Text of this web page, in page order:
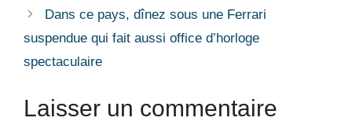
Dans ce pays, dînez sous une Ferrari
suspendue qui fait aussi office d’horloge
spectaculaire
Laisser un commentaire